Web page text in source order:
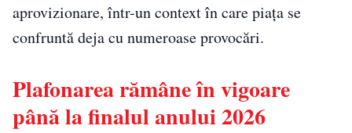
aprovizionare, într-un context în care piața se
confruntă deja cu numeroase provocări.
Plafonarea rămâne în vigoare
până la finalul anului 2026